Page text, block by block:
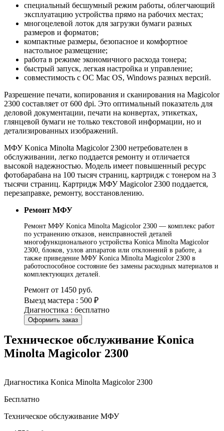
специальный бесшумный режим работы, облегчающий
эксплуатацию устройства прямо на рабочих местах;
многоцелевой лоток для загрузки бумаги разных
размеров и форматов;
компактные размеры, безопасное и комфортное
настольное размещение;
работа в режиме экономичного расхода тонера;
быстрый запуск, легкая настройка и управление;
совместимость с ОС Mac OS, Windows разных версий.
Разрешение печати, копирования и сканирования на Magicolor
2300 составляет от 600 dpi. Это оптимальный показатель для
деловой документации, печати на конвертах, этикетках,
глянцевой бумаги не только текстовой информации, но и
детализированных изображений.
МФУ Konica Minolta Magicolor 2300 нетребователен в
обслуживании, легко поддается ремонту и отличается
высокой надежностью. Модель имеет повышенный ресурс
фотобарабана на 100 тысяч страниц, картридж с тонером на 3
тысячи страниц. Картридж МФУ Magicolor 2300 поддается,
перезаправке, ремонту, восстановлению.
Ремонт МФУ
Ремонт МФУ Konica Minolta Magicolor 2300 — комплекс работ
по устранению отказов, неисправностей деталей
многофункционального устройства Konica Minolta Magicolor
2300, блоков, узлов аппаратов или отклонений в работе, а
также приведение МФУ Konica Minolta Magicolor 2300 в
работоспособное состояние без замены расходных материалов и
комплектующих деталей.
Ремонт от 1450 руб.
Выезд мастера : 500 ₽
Диагностика : бесплатно
Оформить заказ
Техническое обслуживание Konica
Minolta Magicolor 2300
Диагностика Konica Minolta Magicolor 2300
Бесплатно
Техническое обслуживание МФУ